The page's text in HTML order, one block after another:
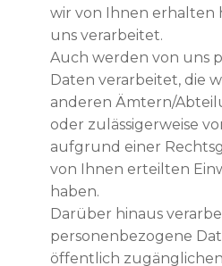
wir von Ihnen erhalten
uns verarbeitet.
Auch werden von uns
Daten verarbeitet, die
anderen Ämtern/
oder zulässigerweise
aufgrund einer
von Ihnen erteilten
haben.
Darüber hinaus
personenbezogene
öffentlich